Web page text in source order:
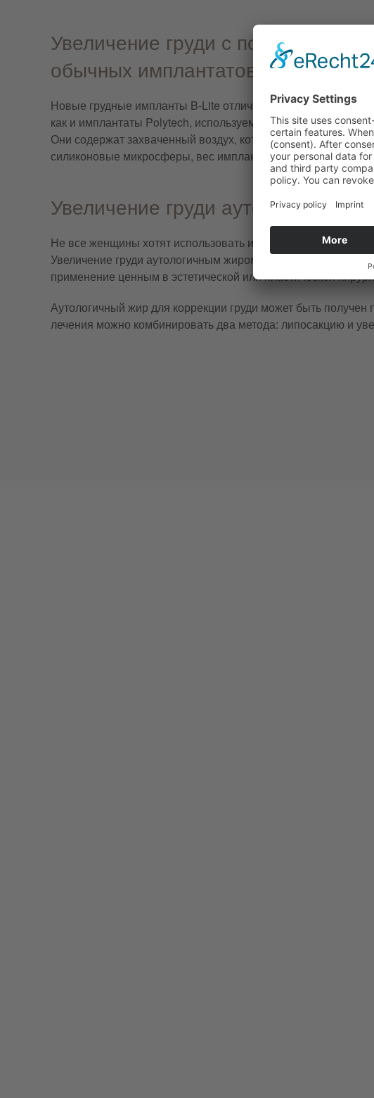
Увеличение груди с помощью
обычных имплантатов?
Новые грудные импланты B-Lite отличаются легким весом
как и имплантаты Polytech, используемые в течение
Они содержат захваченный воздух, который уменьшает
силиконовые микросферы, вес имплантатов, часто
Увеличение груди аутологичным
Не все женщины хотят использовать имплантаты для
Увеличение груди аутологичным жиром является более
применение ценным в эстетической или пластической
Аутологичный жир для коррекции груди может быть
лечения можно комбинировать два метода: липосакцию и